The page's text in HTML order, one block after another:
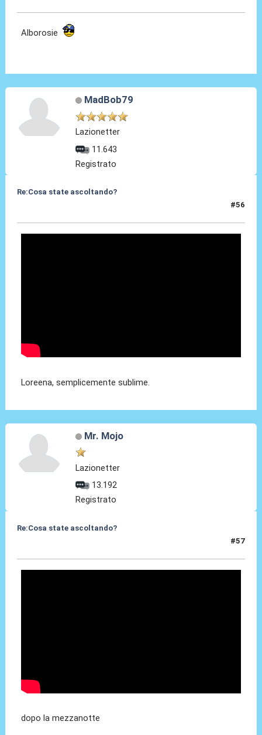
Alborosie
MadBob79
Lazionetter
11.643
Registrato
Re:Cosa state ascoltando?
#56
Loreena, semplicemente sublime.
Mr. Mojo
Lazionetter
13.192
Registrato
Re:Cosa state ascoltando?
#57
dopo la mezzanotte